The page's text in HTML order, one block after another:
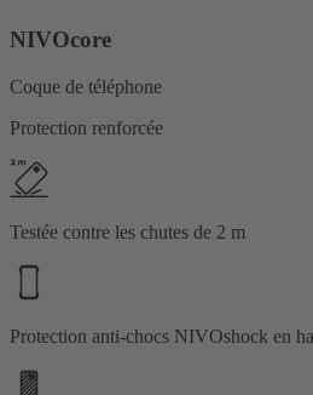
NIVOcore
Coque de téléphone
Protection renforcée
Testée contre les chutes de 2 m
Protection anti-chocs NIVOshock en